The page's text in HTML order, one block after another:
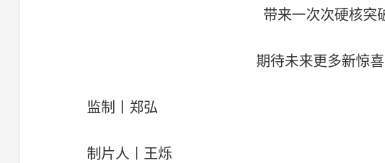
带来一次次硬核突
期待未来更多新惊喜
监制丨郑弘
制片人丨王烁